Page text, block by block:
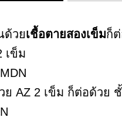
ด้วยเชื้อตายสองเข็มก็
เข็ม
ย AZ 2 เข็ม ก็ต่อด้วย